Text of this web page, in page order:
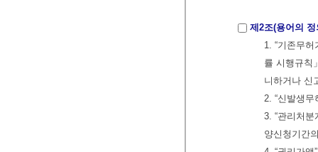
제2조(용어의 정
1. “기존무
률 시행규칙
니하거나 신
2. “신발생
3. “관리처
양신청기간